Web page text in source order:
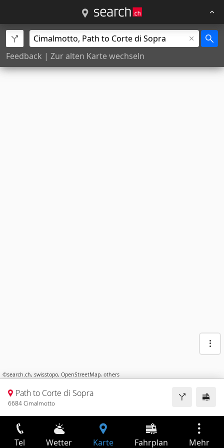
Feedback | Zur alten Karte wechseln
©search.ch, swisstopo, OpenStreetMap, others
Path to Corte di Sopra
6684 Cimalmotto
Tel Wetter Karte Fahrplan Mehr